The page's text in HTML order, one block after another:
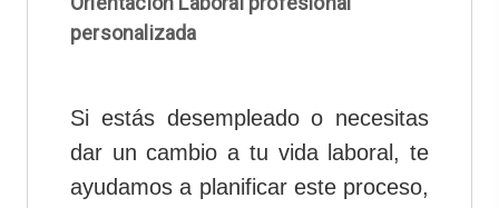
personalizada
Si estás desempleado o necesitas
dar un cambio a tu vida laboral, te
ayudamos a planificar este proceso,